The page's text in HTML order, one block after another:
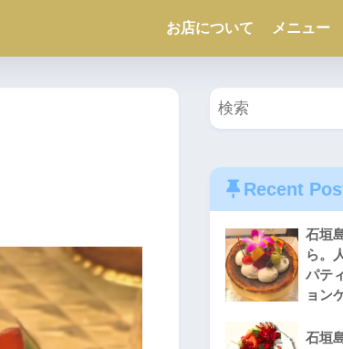
お店について メニュー
Recent
石垣
ら。
パテ
ョン
石垣